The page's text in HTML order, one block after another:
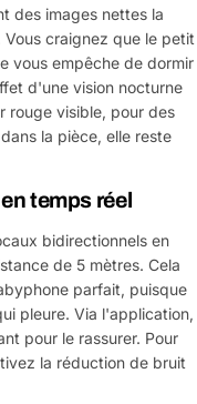
des images nettes la
craignez que le petit
vous empêche de dormir
d'une vision nocturne
rouge visible, pour des
la pièce, elle reste
temps réel
bidirectionnels en
de 5 mètres. Cela
parfait, puisque
pleure. Via l'application,
pour le rassurer. Pour
la réduction de bruit